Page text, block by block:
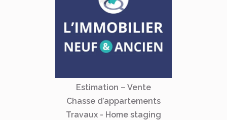
Estimation – Vente
Chasse d’appartements
Travaux - Home staging